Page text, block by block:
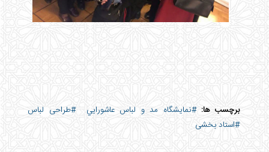
برچسب ها:#نمايشگاه مد و لباس عاشورايي
#طراحی لباس
#استاد بخشی